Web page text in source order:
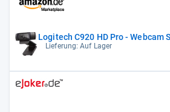
Logitech C920 HD Pro - Webcam
Lieferung: Auf Lager